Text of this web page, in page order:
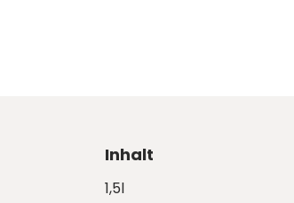
Inhalt
1,5l